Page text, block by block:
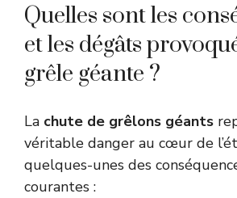
Quelles sont les
et les dégâts
grêle géante ?
La chute de grêlons géants
véritable danger au cœur de
quelques-unes des
courantes :